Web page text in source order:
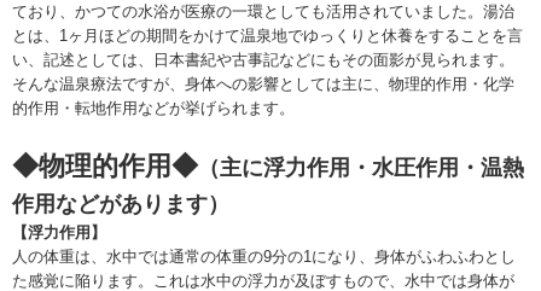
ており、かつての水浴が医療の一環としても活用されていました。湯治
とは、1ヶ月ほどの期間をかけて温泉地でゆっくりと休養をすることを言
い、記述としては、日本書紀や古事記などにもその面影が見られます。
そんな温泉療法ですが、身体への影響としては主に、物理的作用・化学
的作用・転地作用などが挙げられます。
◆物理的作用◆（主に浮力作用・水圧作用・温熱
作用などがあります）
【浮力作用】
人の体重は、水中では通常の体重の9分の1になり、身体がふわふわとし
た感覚に陥ります。これは水中の浮力が及ぼすもので、水中では身体が